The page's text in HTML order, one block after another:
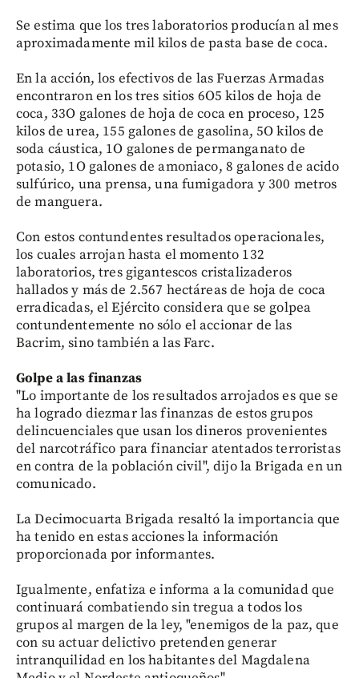
Se estima que los tres laboratorios producían al mes
aproximadamente mil kilos de pasta base de coca.
En la acción, los efectivos de las Fuerzas Armadas
encontraron en los tres sitios 6O5 kilos de hoja de
coca, 33O galones de hoja de coca en proceso, 125
kilos de urea, 155 galones de gasolina, 5O kilos de
soda cáustica, 1O galones de permanganato de
potasio, 1O galones de amoniaco, 8 galones de acido
sulfúrico, una prensa, una fumigadora y 300 metros
de manguera.
Con estos contundentes resultados operacionales,
los cuales arrojan hasta el momento 132
laboratorios, tres gigantescos cristalizaderos
hallados y más de 2.567 hectáreas de hoja de coca
erradicadas, el Ejército considera que se golpea
contundentemente no sólo el accionar de las
Bacrim, sino también a las Farc.
Golpe a las finanzas
"Lo importante de los resultados arrojados es que se
ha logrado diezmar las finanzas de estos grupos
delincuenciales que usan los dineros provenientes
del narcotráfico para financiar atentados terroristas
en contra de la población civil", dijo la Brigada en un
comunicado.
La Decimocuarta Brigada resaltó la importancia que
ha tenido en estas acciones la información
proporcionada por informantes.
Igualmente, enfatiza e informa a la comunidad que
continuará combatiendo sin tregua a todos los
grupos al margen de la ley, "enemigos de la paz, que
con su actuar delictivo pretenden generar
intranquilidad en los habitantes del Magdalena